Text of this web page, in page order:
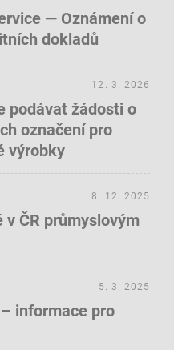
— Oznámení o
dokladů
podávat žádosti o
označení pro
výrobky
12. 3. 2026
v ČR průmyslovým
8. 12. 2025
informace pro
5. 3. 2025